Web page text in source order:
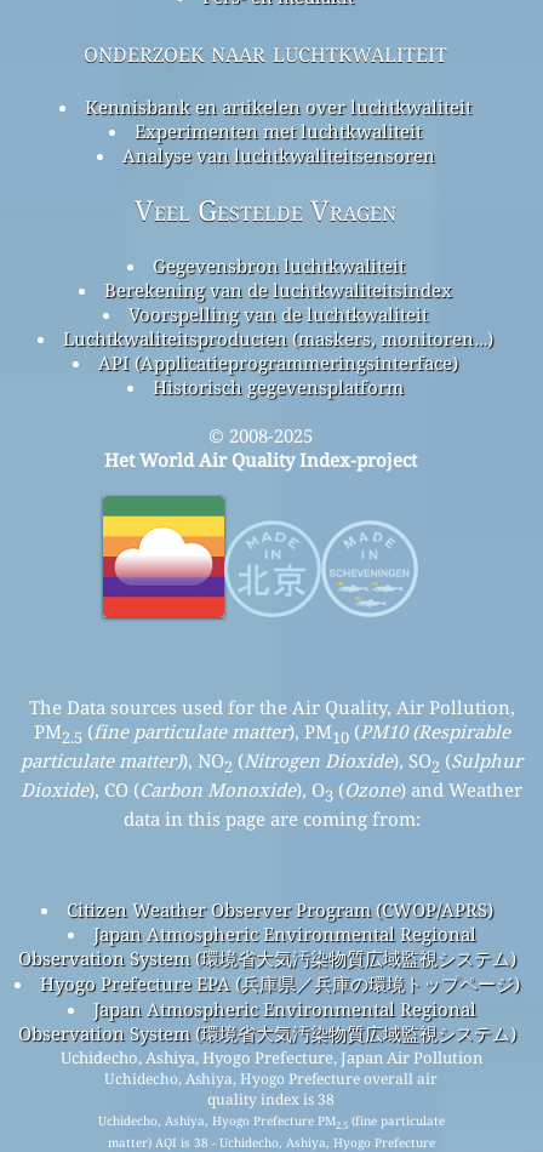
onderzoek naar luchtkwaliteit
Kennisbank en artikelen over luchtkwaliteit
Experimenten met luchtkwaliteit
Analyse van luchtkwaliteitsensoren
Veel Gestelde Vragen
Gegevensbron luchtkwaliteit
Berekening van de luchtkwaliteitsindex
Voorspelling van de luchtkwaliteit
Luchtkwaliteitsproducten (maskers, monitoren…)
API (Applicatieprogrammeringsinterface)
Historisch gegevensplatform
© 2008-2025
Het World Air Quality Index-project
The Data sources used for the Air Quality, Air Pollution,
PM2.5 (fine particulate matter), PM10(PM10 (Respirable
particulate matter)), NO2 (Nitrogen Dioxide), SO2 (Sulphur
Dioxide), CO (Carbon Monoxide), O3 (Ozone) and Weather
data in this page are coming from:
Citizen Weather Observer Program (CWOP/APRS)
Japan Atmospheric Environmental Regional
Observation System (環境省大気汚染物質広域監視システム)
Hyogo Prefecture EPA (兵庫県／兵庫の環境トップページ)
Japan Atmospheric Environmental Regional
Observation System (環境省大気汚染物質広域監視システム)
Uchidecho, Ashiya, Hyogo Prefecture, Japan Air Pollution
Uchidecho, Ashiya, Hyogo Prefecture overall air
quality index is 38
Uchidecho, Ashiya, Hyogo Prefecture PM2.5(fine particulate
matter) AQI is 38 - Uchidecho, Ashiya, Hyogo Prefecture